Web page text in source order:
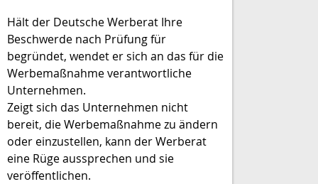
Hält der Deutsche Werberat Ihre
Beschwerde nach Prüfung für
begründet, wendet er sich an das für die
Werbemaßnahme verantwortliche
Unternehmen.
Zeigt sich das Unternehmen nicht
bereit, die Werbemaßnahme zu ändern
oder einzustellen, kann der Werberat
eine Rüge aussprechen und sie
veröffentlichen.